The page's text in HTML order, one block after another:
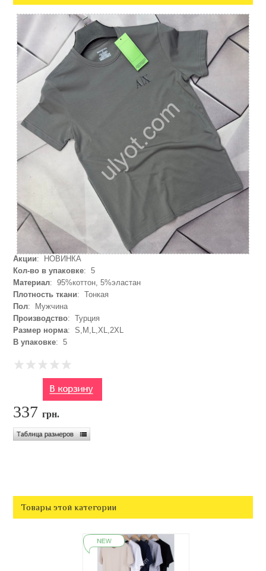
Акции: НОВИНКА
Кол-во в упаковке: 5
Материал: 95%коттон, 5%эластан
Плотность ткани: Тонкая
Пол: Мужчина
Производство: Турция
Размер норма: S,M,L,XL,2XL
В упаковке: 5
337грн.
Товары этой категории